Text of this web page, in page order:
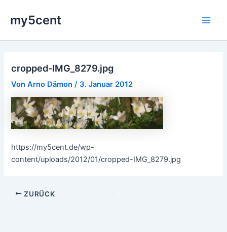
Inhalt
springen
my5cent
cropped-IMG_8279.jpg
VonArno Dämon/ 3. Januar 2012
https://my5cent.de/wp-
content/uploads/2012/01/cropped-IMG_8279.jpg
ZURÜCK